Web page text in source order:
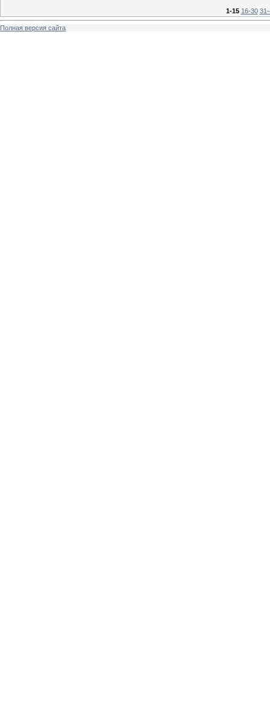
1-15 16-30
Полная версия сайта